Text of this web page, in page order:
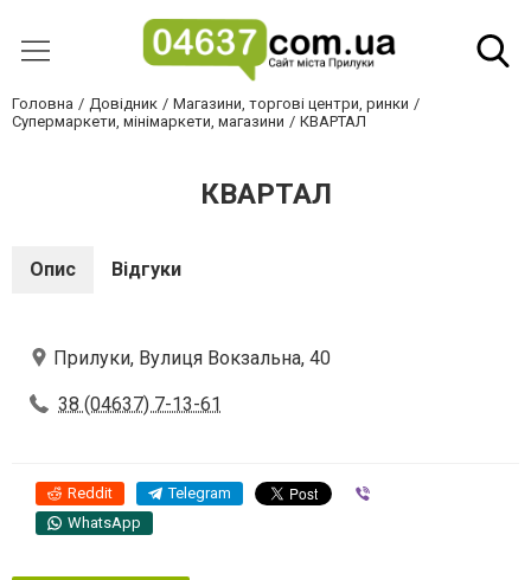
Головна Довідник
Магазини, торгові центри, ринки
Супермаркети, мінімаркети, магазини
КВАРТАЛ
КВАРТАЛ
Опис Відгуки
Прилуки, Вулиця Вокзальна, 40
38 (04637) 7-13-61
Reddit Telegram
WhatsApp